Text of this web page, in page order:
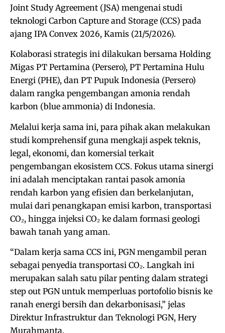
Joint Study Agreement (JSA) mengenai studi
teknologi Carbon Capture and Storage (CCS) pada
ajang IPA Convex 2026, Kamis (21/5/2026).
Kolaborasi strategis ini dilakukan bersama Holding
Migas PT Pertamina (Persero), PT Pertamina Hulu
Energi (PHE), dan PT Pupuk Indonesia (Persero)
dalam rangka pengembangan amonia rendah
karbon (blue ammonia) di Indonesia.
Melalui kerja sama ini, para pihak akan melakukan
studi komprehensif guna mengkaji aspek teknis,
legal, ekonomi, dan komersial terkait
pengembangan ekosistem CCS. Fokus utama sinergi
ini adalah menciptakan rantai pasok amonia
rendah karbon yang efisien dan berkelanjutan,
mulai dari penangkapan emisi karbon, transportasi
CO₂, hingga injeksi CO₂ ke dalam formasi geologi
bawah tanah yang aman.
“Dalam kerja sama CCS ini, PGN mengambil peran
sebagai penyedia transportasi CO₂. Langkah ini
merupakan salah satu pilar penting dalam strategi
step out PGN untuk memperluas portofolio bisnis ke
ranah energi bersih dan dekarbonisasi,” jelas
Direktur Infrastruktur dan Teknologi PGN, Hery
Murahmanta.